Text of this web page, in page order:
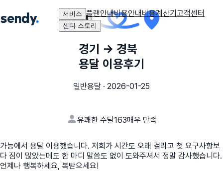
서비스 플랜안내비용안내비용계산기고객센터
센디 스토리
경기 → 경북
용달 이용후기
일반용달 · 2026-01-25
유쾌한 수달163매우 만족
가능에서 용달 이용했습니다. 저희가 시간도 오래 걸리고 첫 요구사항보
다 짐이 많았는데도 한 마디 말씀도 없이 도와주셔서 정말 감사했습니다.
언제나 행복하세요, 복받으세요!